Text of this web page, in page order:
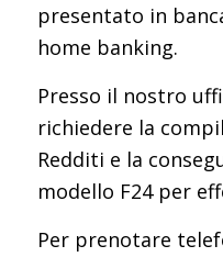
presentato in
home banking.
Presso il nostro
richiedere la
Redditi e la
modello F24 per
Per prenotare